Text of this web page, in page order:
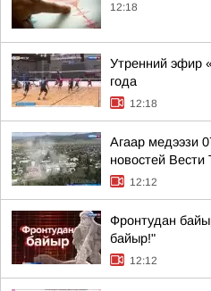
12:18
Утренний эфир
года
12:18
Агаар медээзи
новостей Вести
12:12
Фронтудан
байыр!"
12:12